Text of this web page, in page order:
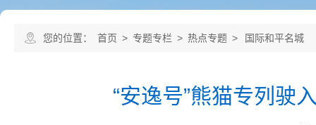
您的位置： 首页 > 专题专栏 > 热点专题 > 国际和平名城
“安逸号”熊猫专列驶